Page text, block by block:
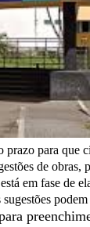
para que
de obras,
em fase de